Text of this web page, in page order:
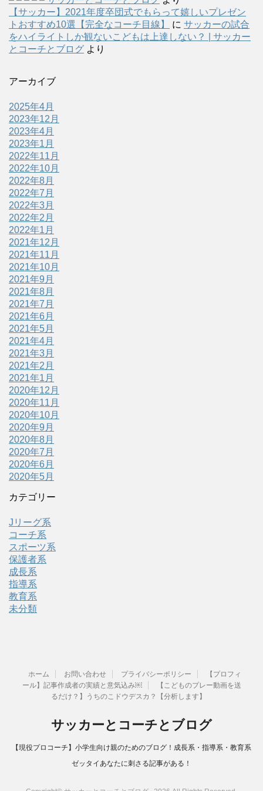
【サッカー】2021年度卒団式でもらって嬉しいプレゼン
トおすすめ10選【完全なコーチ目線】
に サッカーの試合
をハイライトしか観ないこどもは上達しない？ | サッカー
とコーチとブログ より
アーカイブ
2025年4月
2023年12月
2023年4月
2023年1月
2022年11月
2022年10月
2022年8月
2022年7月
2022年3月
2022年2月
2022年1月
2021年12月
2021年11月
2021年10月
2021年9月
2021年8月
2021年7月
2021年6月
2021年5月
2021年4月
2021年3月
2021年2月
2021年1月
2020年12月
2020年11月
2020年10月
2020年9月
2020年8月
2020年7月
2020年6月
2020年5月
カテゴリー
Jリーグ系
コーチ系
スポーツ系
保護者系
成長系
指導系
教育系
未分類
ホーム お問い合わせ プライバシーポリシー
【プロフィ
ール】記事作成者の実績と意気込み￼
【こどものプレー動画を送
るだけ？】うちのこドウデスカ？【分析します】
サッカーとコーチとブログ
【現役プロコーチ】小学生向け親のためのブログ！成長系・指導系・教育系
ゼッタイあなたに刺さる記事がある！